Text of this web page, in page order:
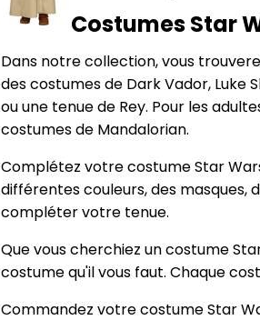
Costumes Star
Dans notre collection, vous
des costumes de Dark Vador, Luke
ou une tenue de Rey. Pour les
costumes de Mandalorian.
Complétez votre costume Star
différentes couleurs, des masques,
compléter votre tenue.
Que vous cherchiez un costume
costume qu'il vous faut. Chaque
Commandez votre costume Star